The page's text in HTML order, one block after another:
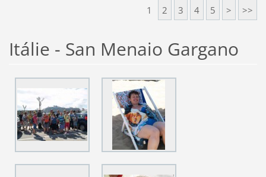
1 2 3 4 5 > >>
Itálie - San Menaio Gargano